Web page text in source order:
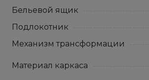
Бельевой ящик
Подлокотник
Механизм трансформации
Материал каркаса